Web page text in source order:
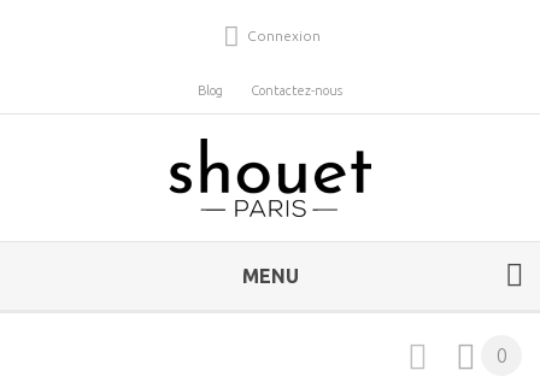
Connexion
Blog Contactez-nous
MENU
0